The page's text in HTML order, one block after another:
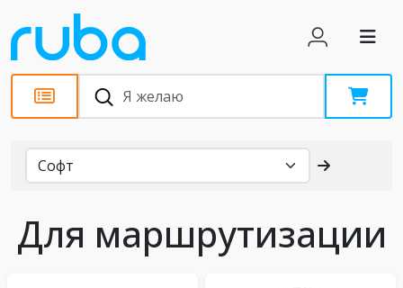
Каталог
Для маршрутизации